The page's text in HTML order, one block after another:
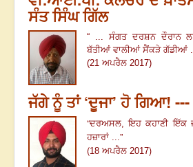
ਸੰਤ ਸਿੰਘ ਗਿੱਲ
“ ... ਸੰਗਤ ਦਰਸ਼ਨ ਦੌਰਾਨ
ਬੱਤੀਆਂ ਵਾਲੀਆਂ ਸੈਂਕੜੇ ਗੱਡੀਆਂ
(21 ਅਪਰੈਲ 2017)
ਜੱਗੇ ਨੂੰ ਤਾਂ ‘ਦੂਜਾ’ ਹੋ ਗਿਆ!
“ਦਰਅਸਲ,ਇਹ ਕਹਾਣੀ ਇੱਕ
ਹਜ਼ਾਰਾਂ ...”
(18 ਅਪਰੈਲ 2017)